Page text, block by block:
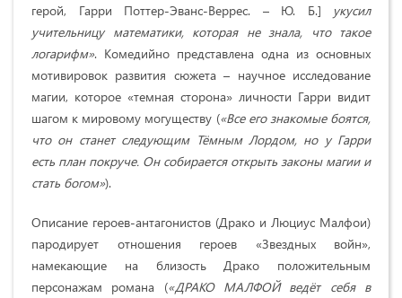
герой, Гарри Поттер-Эванс-Веррес. – Ю. Б.]
укусил
учительницу математики, которая не знала, что такое
логарифм». Комедийно представлена одна из основных
мотивировок развития сюжета – научное исследование
магии, которое «темная сторона» личности Гарри видит
шагом к мировому могуществу («Все его знакомые боятся,
что он станет следующим Тёмным Лордом, но у Гарри
есть план покруче. Он собирается открыть законы магии и
стать богом»).
Описание героев-антагонистов (Драко и Люциус Малфои)
пародирует отношения героев «Звездных войн»,
намекающие на близость Драко положительным
персонажам романа («ДРАКО МАЛФОЙ ведёт себя в